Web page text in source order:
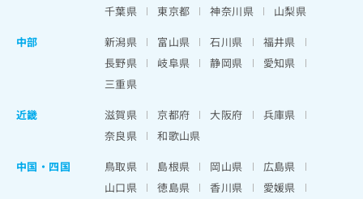
千葉県
東京都 神奈川県
山梨県
中部
新潟県 富山県 石川県
福井県
長野県
岐阜県 静岡県
愛知県
三重県
近畿
滋賀県 京都府 大阪府
兵庫県
奈良県
和歌山県
中国・四国
鳥取県 島根県 岡山県
広島県
山口県
徳島県 香川県
愛媛県